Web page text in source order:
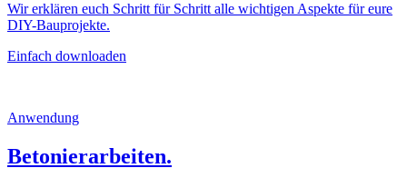
Wir erklären euch Schritt für Schritt alle wichtigen Aspekte für eure
DIY-Bauprojekte.
Einfach downloaden
Anwendung
Betonierarbeiten.